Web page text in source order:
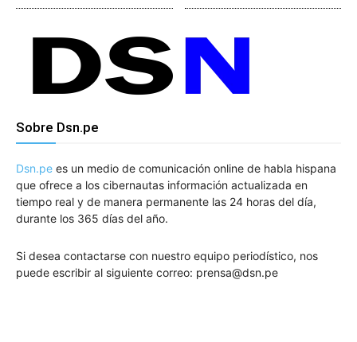
Sobre Dsn.pe
Dsn.pe es un medio de comunicación online de habla hispana
que ofrece a los cibernautas información actualizada en
tiempo real y de manera permanente las 24 horas del día,
durante los 365 días del año.
Si desea contactarse con nuestro equipo periodístico, nos
puede escribir al siguiente correo: prensa@dsn.pe